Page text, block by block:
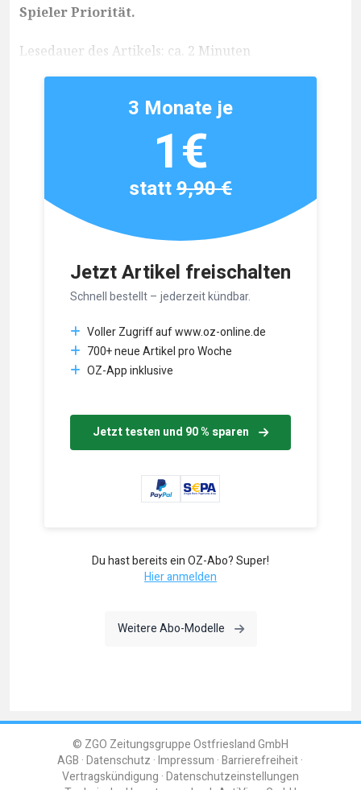
Spieler Priorität.
Lesedauer des Artikels: ca. 2 Minuten
Jetzt Artikel freischalten
Schnell bestellt – jederzeit kündbar.
Voller Zugriff auf www.oz-online.de
700+ neue Artikel pro Woche
OZ-App inklusive
Jetzt testen und 90 % sparen
3 Monate je
1€
statt9,90 €
Du hast bereits ein OZ-Abo? Super!
Hier anmelden
Weitere Abo-Modelle
© ZGO Zeitungsgruppe Ostfriesland GmbH
AGB Datenschutz Impressum Barrierefreiheit
Vertragskündigung Datenschutzeinstellungen